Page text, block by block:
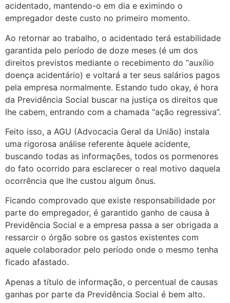
acidentado, mantendo-o em dia e eximindo o
empregador deste custo no primeiro momento.
Ao retornar ao trabalho, o acidentado terá estabilidade
garantida pelo período de doze meses (é um dos
direitos previstos mediante o recebimento do “auxílio
doença acidentário) e voltará a ter seus salários pagos
pela empresa normalmente. Estando tudo okay, é hora
da Previdência Social buscar na justiça os direitos que
lhe cabem, entrando com a chamada “ação regressiva”.
Feito isso, a AGU (Advocacia Geral da União) instala
uma rigorosa análise referente àquele acidente,
buscando todas as informações, todos os pormenores
do fato ocorrido para esclarecer o real motivo daquela
ocorrência que lhe custou algum ônus.
Ficando comprovado que existe responsabilidade por
parte do empregador, é garantido ganho de causa à
Previdência Social e a empresa passa a ser obrigada a
ressarcir o órgão sobre os gastos existentes com
aquele colaborador pelo período onde o mesmo tenha
ficado afastado.
Apenas a título de informação, o percentual de causas
ganhas por parte da Previdência Social é bem alto.